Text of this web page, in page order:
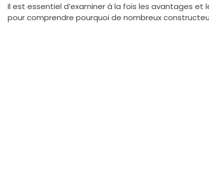
Il est essentiel d’examiner à la fois les avantages
pour comprendre pourquoi de nombreux